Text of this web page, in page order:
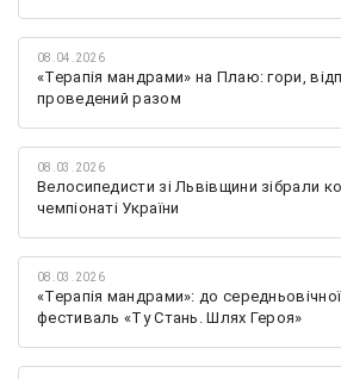
08.04.2026
«Терапія мандрами» на Плаю: гори,
проведений разом
08.03.2026
Велосипедисти зі Львівщини зібрали
чемпіонаті України
08.03.2026
«Терапія мандрами»: до
фестиваль «Ту Стань. Шлях Героя»